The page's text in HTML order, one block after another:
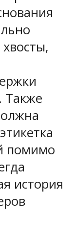
Также
помимо
история